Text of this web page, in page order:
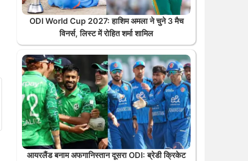
ODI World Cup 2027: हाशिम अमला ने चुने 3 मैच
विनर्स, लिस्ट में रोहित शर्मा शामिल
आयरलैंड बनाम अफगानिस्तान दूसरा ODI: ब्रेडी क्रिकेट